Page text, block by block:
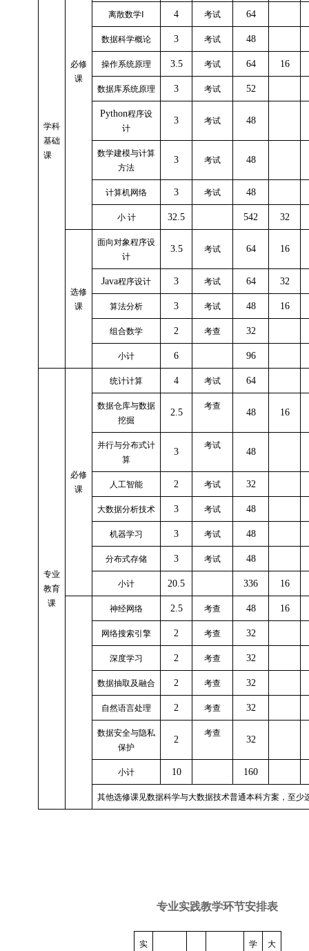
学科
基础
课
必修
课
离散数学 4 考试 64
数据科学概论 3 考试 48
操作系统原理 3.5 考试 64 16
数据库系统原理 3 考试 52
Python程序设
计
3 考试 48
数学建模与计算
方法
3 考试 48
计算机网络 3 考试 48
小 计 32.5 542 32
选修
课
面向对象程序设
计
3.5 考试 64 16
Java程序设计 3 考试 64 32
算法分析 3 考试 48 16
组合数学 2 考查 32
小计 6 96
专业
教育
课
必修
课
统计计算 4 考试 64
数据仓库与数据
挖掘
2.5
考查
48 16
并行与分布式计
算
3
考试
48
人工智能 2 考试 32
大数据分析技术 3 考试 48
机器学习 3 考试 48
分布式存储 3 考试 48
小计 20.5 336 16
神经网络 2.5 考查 48 16
网络搜索引擎 2 考查 32
深度学习 2 考查 32
数据抽取及融合 2 考查 32
自然语言处理 2 考查 32
数据安全与隐私
保护
2
考查
32
小计 10 160
其他选修课见数据科学与大数据技术普通本科方案，至少
专业实践教学环节安排表
实
学
大